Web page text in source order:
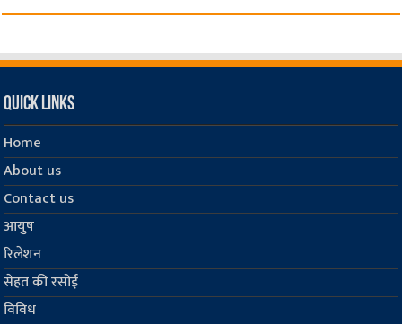
Quick Links
Home
About us
Contact us
आयुष
रिलेशन
सेहत की रसोई
विविध